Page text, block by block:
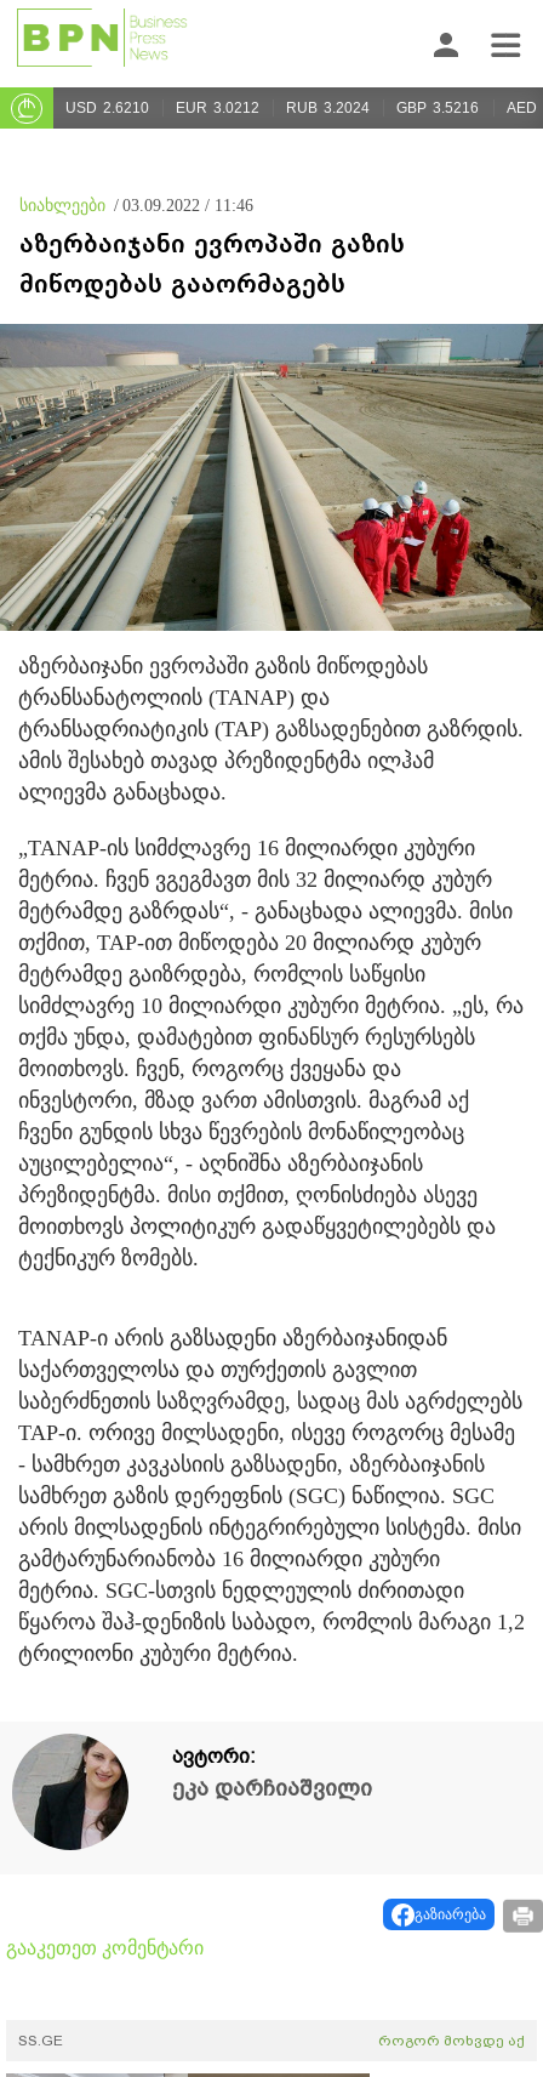
USD 2.6210 EUR 3.0212 RUB 3.2024 GBP 3.5216 AED
სიახლეები / 03.09.2022 / 11:46
აზერბაიჯანი ევროპაში გაზის
მიწოდებას გააორმაგებს
აზერბაიჯანი ევროპაში გაზის მიწოდებას
ტრანსანატოლიის (TANAP) და
ტრანსადრიატიკის (TAP) გაზსადენებით გაზრდის.
ამის შესახებ თავად პრეზიდენტმა ილჰამ
ალიევმა განაცხადა.
„TANAP-ის სიმძლავრე 16 მილიარდი კუბური
მეტრია. ჩვენ ვგეგმავთ მის 32 მილიარდ კუბურ
მეტრამდე გაზრდას“, - განაცხადა ალიევმა. მისი
თქმით, TAP-ით მიწოდება 20 მილიარდ კუბურ
მეტრამდე გაიზრდება, რომლის საწყისი
სიმძლავრე 10 მილიარდი კუბური მეტრია. „ეს, რა
თქმა უნდა, დამატებით ფინანსურ რესურსებს
მოითხოვს. ჩვენ, როგორც ქვეყანა და
ინვესტორი, მზად ვართ ამისთვის. მაგრამ აქ
ჩვენი გუნდის სხვა წევრების მონაწილეობაც
აუცილებელია“, - აღნიშნა აზერბაიჯანის
პრეზიდენტმა. მისი თქმით, ღონისძიება ასევე
მოითხოვს პოლიტიკურ გადაწყვეტილებებს და
ტექნიკურ ზომებს.
TANAP-ი არის გაზსადენი აზერბაიჯანიდან
საქართველოსა და თურქეთის გავლით
საბერძნეთის საზღვრამდე, სადაც მას აგრძელებს
TAP-ი. ორივე მილსადენი, ისევე როგორც მესამე
- სამხრეთ კავკასიის გაზსადენი, აზერბაიჯანის
სამხრეთ გაზის დერეფნის (SGC) ნაწილია. SGC
არის მილსადენის ინტეგრირებული სისტემა. მისი
გამტარუნარიანობა 16 მილიარდი კუბური
მეტრია. SGC-სთვის ნედლეულის ძირითადი
წყაროა შაჰ-დენიზის საბადო, რომლის მარაგი 1,2
ტრილიონი კუბური მეტრია.
ავტორი:
ეკა დარჩიაშვილი
გაზიარება
გააკეთეთ კომენტარი
SS.GE როგორ მოხვდე აქ